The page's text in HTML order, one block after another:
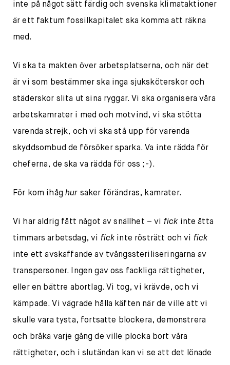
inte på något sätt färdig och svenska klimataktioner
är ett faktum fossilkapitalet ska komma att räkna
med.
Vi ska ta makten över arbetsplatserna, och när det
är vi som bestämmer ska inga sjuksköterskor och
städerskor slita ut sina ryggar. Vi ska organisera våra
arbetskamrater i med och motvind, vi ska stötta
varenda strejk, och vi ska stå upp för varenda
skyddsombud de försöker sparka. Va inte rädda för
cheferna, de ska va rädda för oss ;-).
För kom ihåghur saker förändras, kamrater.
Vi har aldrig fått något av snällhet – vi fick inte åtta
timmars arbetsdag, vi fick inte rösträtt och vi fick
inte ett avskaffande av tvångssteriliseringarna av
transpersoner. Ingen gav oss fackliga rättigheter,
eller en bättre abortlag. Vi tog, vi krävde, och vi
kämpade. Vi vägrade hålla käften när de ville att vi
skulle vara tysta, fortsatte blockera, demonstrera
och bråka varje gång de ville plocka bort våra
rättigheter, och i slutändan kan vi se att det lönade